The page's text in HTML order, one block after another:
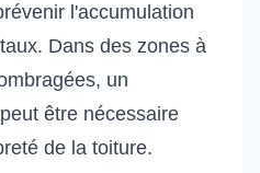
l'accumulation
Dans des zones à
un
être nécessaire
de la toiture.